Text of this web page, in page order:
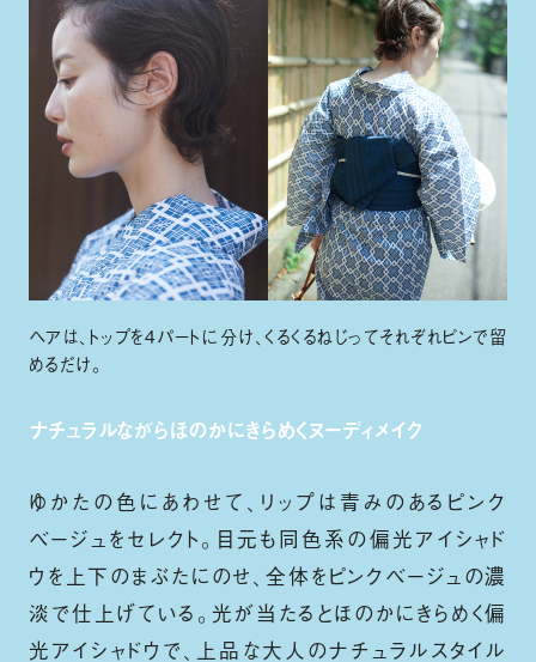
ヘアは、トップを４パートに分け、くるくるねじってそれぞれピンで留
めるだけ。
ナチュラルながらほのかにきらめくヌーディメイク
ゆかたの色にあわせて、リップは青みのあるピンク
ベージュをセレクト。目元も同色系の偏光アイシャド
ウを上下のまぶたにのせ、全体をピンクベージュの濃
淡で仕上げている。光が当たるとほのかにきらめく偏
光アイシャドウで、上品な大人のナチュラルスタイル